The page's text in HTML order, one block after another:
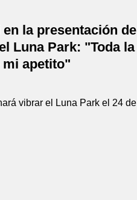
la presentación de
Luna Park: "Toda la
mi apetito"